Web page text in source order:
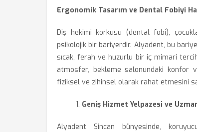
Ergonomik Tasarım ve Dental Fobiyi
Diş hekimi korkusu (dental fobi),
psikolojik bir bariyerdir. Alyadent, bu
sıcak, ferah ve huzurlu bir iç mimari
atmosfer, bekleme salonundaki konfor
fiziksel ve zihinsel olarak rahat etmesini
Geniş Hizmet Yelpazesi ve
Alyadent Sincan bünyesinde,